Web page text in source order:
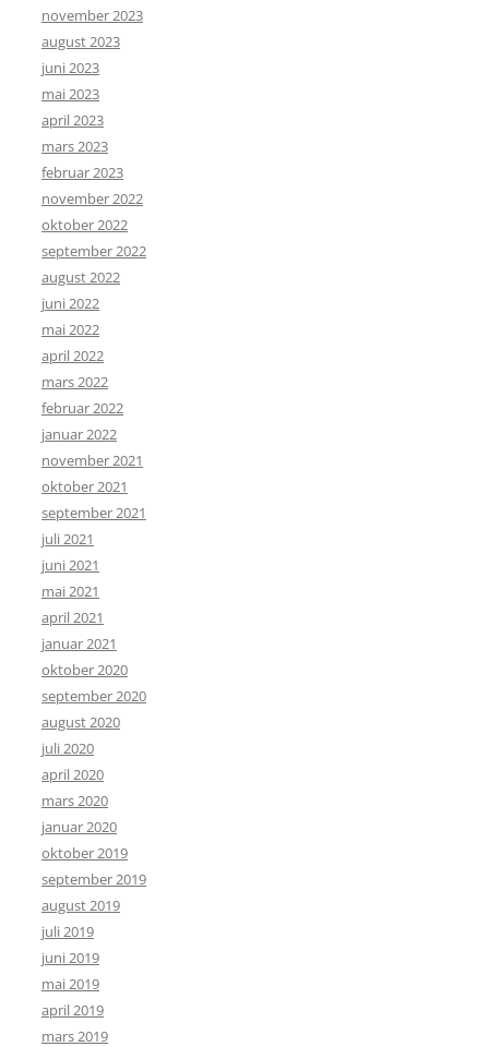
november 2023
august 2023
juni 2023
mai 2023
april 2023
mars 2023
februar 2023
november 2022
oktober 2022
september 2022
august 2022
juni 2022
mai 2022
april 2022
mars 2022
februar 2022
januar 2022
november 2021
oktober 2021
september 2021
juli 2021
juni 2021
mai 2021
april 2021
januar 2021
oktober 2020
september 2020
august 2020
juli 2020
april 2020
mars 2020
januar 2020
oktober 2019
september 2019
august 2019
juli 2019
juni 2019
mai 2019
april 2019
mars 2019